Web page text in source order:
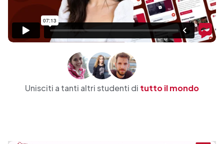
Unisciti a tanti altri studenti di tutto il mondo